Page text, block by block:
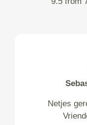
Netjes